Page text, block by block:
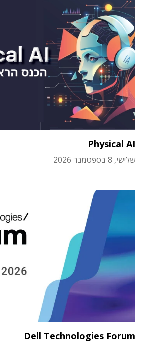
Physical AI
שלישי, 8 בספטמבר 2026
Dell Technologies Forum